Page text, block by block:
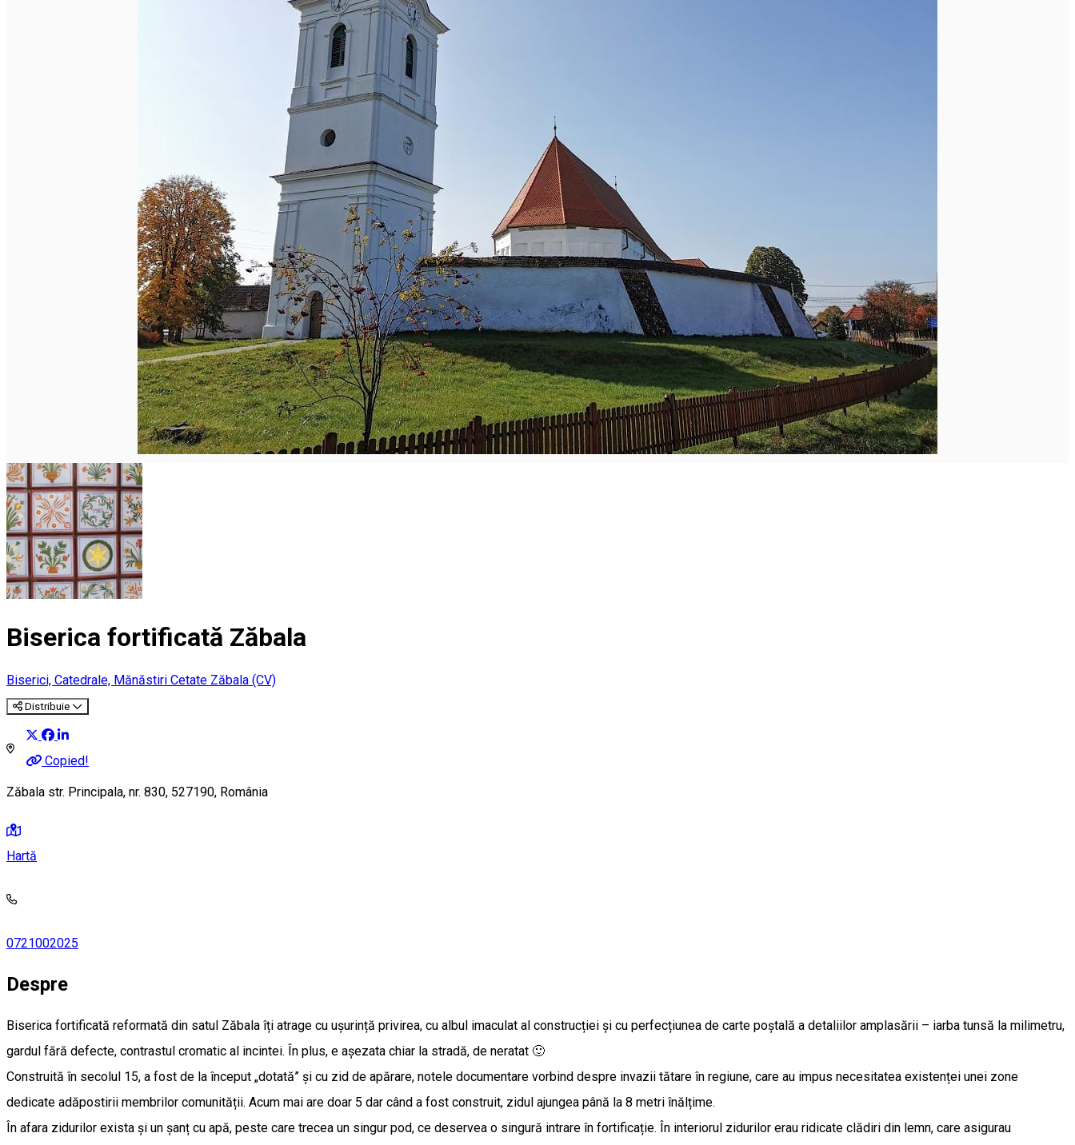
Biserica fortificată Zăbala
Biserici, Catedrale, Mănăstiri Cetate Zăbala (CV)
Distribuie
Copied!
Zăbala str. Principala, nr. 830, 527190, România
Hartă
0721002025
Despre
Biserica fortificată reformată din satul Zăbala îți atrage cu ușurință privirea, cu albul imaculat al construcției și cu perfecțiunea de carte poștală a detaliilor amplasării – iarba tunsă la milimetru,
gardul fără defecte, contrastul cromatic al incintei. În plus, e așezata chiar la stradă, de neratat 🙂
Construită în secolul 15, a fost de la început „dotată” și cu zid de apărare, notele documentare vorbind despre invazii tătare în regiune, care au impus necesitatea existenței unei zone
dedicate adăpostirii membrilor comunității. Acum mai are doar 5 dar când a fost construit, zidul ajungea până la 8 metri înălțime.
În afara zidurilor exista și un șanț cu apă, peste care trecea un singur pod, ce deservea o singură intrare în fortificație. În interiorul zidurilor erau ridicate clădiri din lemn, care asigurau